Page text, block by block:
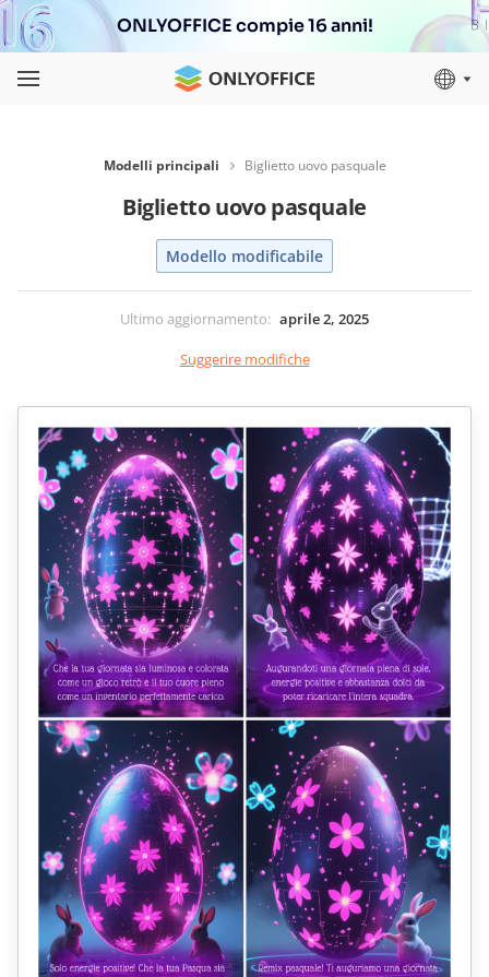
ONLYOFFICE compie 16 anni!
Modelli principali Biglietto uovo pasquale
Biglietto uovo pasquale
Modello modificabile
Ultimo aggiornamento: aprile 2, 2025
Suggerire modifiche